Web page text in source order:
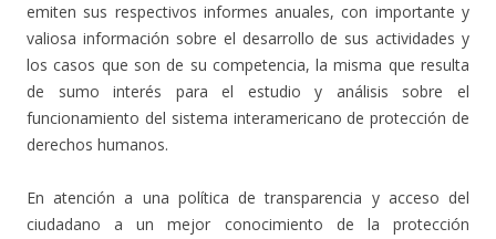
emiten sus respectivos informes anuales, con importante y
valiosa información sobre el desarrollo de sus actividades y
los casos que son de su competencia, la misma que resulta
de sumo interés para el estudio y análisis sobre el
funcionamiento del sistema interamericano de protección de
derechos humanos.
En atención a una política de transparencia y acceso del
ciudadano a un mejor conocimiento de la protección